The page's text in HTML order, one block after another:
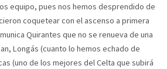
equipo, pues nos hemos desprendido de
coquetear con el ascenso a primera
Quirantes que no se renueva de una
Longás (cuanto lo hemos echado de
(uno de los mejores del Celta que subirá